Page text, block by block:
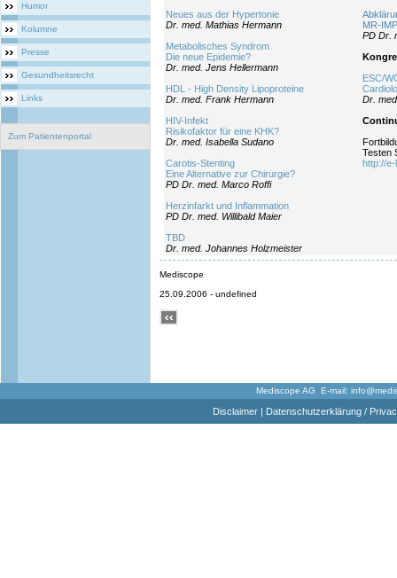
Humor
Kolumne
Presse
Gesundheitsrecht
Links
Zum Patientenportal
Neues aus der Hypertonie
Dr. med. Mathias Hermann
Metabolisches Syndrom
Die neue Epidemie?
Dr. med. Jens Hellermann
HDL - High Density Lipoproteine
Dr. med. Frank Hermann
HIV-Infekt
Risikofaktor für eine KHK?
Dr. med. Isabella Sudano
Carotis-Stenting
Eine Alternative zur Chirurgie?
PD Dr. med. Marco Roffi
Herzinfarkt und Inflammation
PD Dr. med. Willibald Maier
TBD
Dr. med. Johannes Holzmeister
MR-
PD Dr.
ESC/
Dr.
Testen
http://e-
Mediscope
25.09.2006 - undefined
Mediscope AG E-mail:
Disclaimer| Datenschutzerklärung /